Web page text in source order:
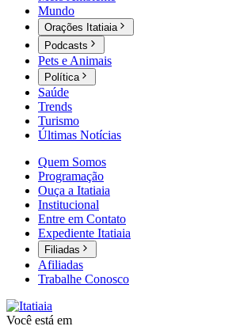
Mundo
Orações Itatiaia
Podcasts
Pets e Animais
Política
Saúde
Trends
Turismo
Últimas Notícias
Quem Somos
Programação
Ouça a Itatiaia
Institucional
Entre em Contato
Expediente Itatiaia
Filiadas
Afiliadas
Trabalhe Conosco
Você está em